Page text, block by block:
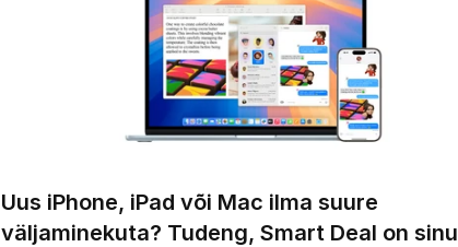
Uus iPhone, iPad või Mac ilma suure
väljaminekuta? Tudeng, Smart Deal on sinu